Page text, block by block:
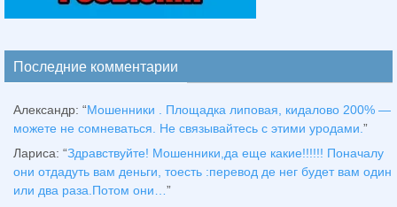
Последние комментарии
Александр: “Мошенники . Площадка липовая, кидалово 200% —
можете не сомневаться. Не связывайтесь с этими уродами.”
Лариса: “Здравствуйтe! Мошенники,да еще какие!!!!!! Поначалу
они отдадуть вам деньги, тоесть :перевод де нег будет вам один
или два раза.Потом они…”